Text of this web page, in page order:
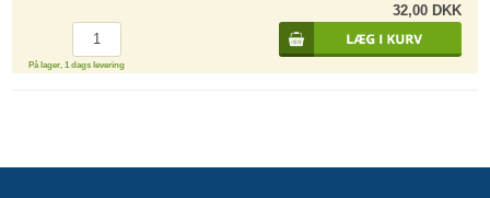
32,00 DKK
På lager, 1 dags levering